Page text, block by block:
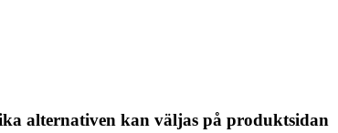
alternativen kan väljas på produktsidan